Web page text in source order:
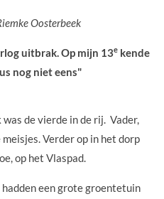
Oosterbeek
uitbrak. Op mijn 13ekende
nog niet eens"
was de vierde in de rij. Vader,
Verder op in het dorp
op het Vlaspad.
een grote groentetuin